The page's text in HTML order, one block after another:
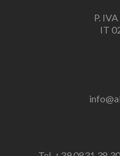
P.
IT